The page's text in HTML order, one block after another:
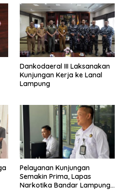
Dankodaeral III Laksanakan
Kunjungan Kerja ke Lanal
Lampung
Pelayanan Kunjungan
Semakin Prima, Lapas
Narkotika Bandar Lampung